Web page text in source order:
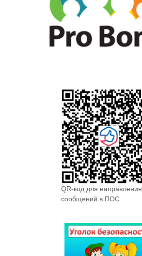
QR-код для направления
сообщений в ПОС